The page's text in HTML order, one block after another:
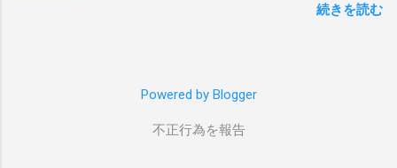
ィション：350 価格: $350 + 送料 購入は こち
続きを読む
Powered by Blogger
不正行為を報告